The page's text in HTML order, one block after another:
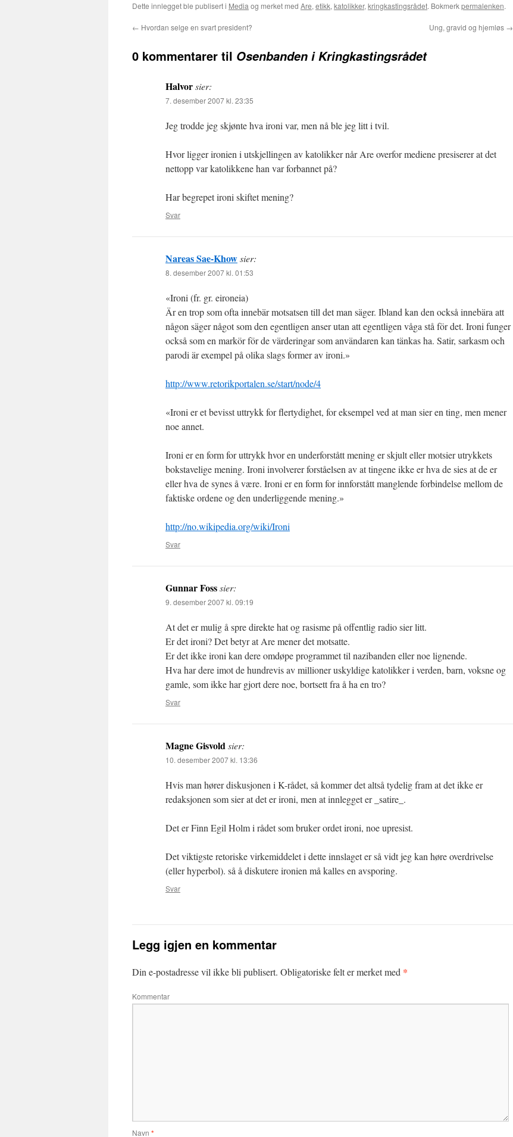
Dette innlegget ble publisert i Media og merket med Are, etikk, katolikker, kringkastingsrådet. Bokmerkpermalenken.
← Hvordan selge en svart president? Ung, gravid og hjemløs →
0 kommentarer til Osenbanden i Kringkastingsrådet
Halvorsier:
7. desember 2007 kl. 23:35
Jeg trodde jeg skjønte hva ironi var, men nå ble jeg litt i tvil.
Hvor ligger ironien i utskjellingen av katolikker når Are overfor mediene presiserer at det
nettopp var katolikkene han var forbannet på?
Har begrepet ironi skiftet mening?
Svar
Nareas Sae-Khowsier:
8. desember 2007 kl. 01:53
«Ironi (fr. gr. eironeia)
Är en trop som ofta innebär motsatsen till det man säger. Ibland kan den också innebära att
någon säger något som den egentligen anser utan att egentligen våga stå för det. Ironi funger
också som en markör för de värderingar som användaren kan tänkas ha. Satir, sarkasm och
parodi är exempel på olika slags former av ironi.»
http://www.retorikportalen.se/start/node/4
«Ironi er et bevisst uttrykk for flertydighet, for eksempel ved at man sier en ting, men mener
noe annet.
Ironi er en form for uttrykk hvor en underforstått mening er skjult eller motsier utrykkets
bokstavelige mening. Ironi involverer forståelsen av at tingene ikke er hva de sies at de er
eller hva de synes å være. Ironi er en form for innforstått manglende forbindelse mellom de
faktiske ordene og den underliggende mening.»
http://no.wikipedia.org/wiki/Ironi
Svar
Gunnar Fosssier:
9. desember 2007 kl. 09:19
At det er mulig å spre direkte hat og rasisme på offentlig radio sier litt.
Er det ironi? Det betyr at Are mener det motsatte.
Er det ikke ironi kan dere omdøpe programmet til nazibanden eller noe lignende.
Hva har dere imot de hundrevis av millioner uskyldige katolikker i verden, barn, voksne og
gamle, som ikke har gjort dere noe, bortsett fra å ha en tro?
Svar
Magne Gisvoldsier:
10. desember 2007 kl. 13:36
Hvis man hører diskusjonen i K-rådet, så kommer det altså tydelig fram at det ikke er
redaksjonen som sier at det er ironi, men at innlegget er _satire_.
Det er Finn Egil Holm i rådet som bruker ordet ironi, noe upresist.
Det viktigste retoriske virkemiddelet i dette innslaget er så vidt jeg kan høre overdrivelse
(eller hyperbol). så å diskutere ironien må kalles en avsporing.
Svar
Legg igjen en kommentar
Din e-postadresse vil ikke bli publisert. Obligatoriske felt er merket med *
Kommentar
Navn *